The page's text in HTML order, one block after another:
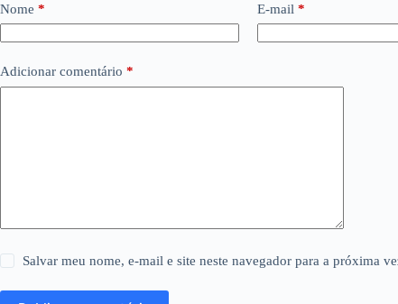
Nome * E-mail *
Adicionar comentário *
Salvar meu nome, e-mail e site neste navegador para a próxima